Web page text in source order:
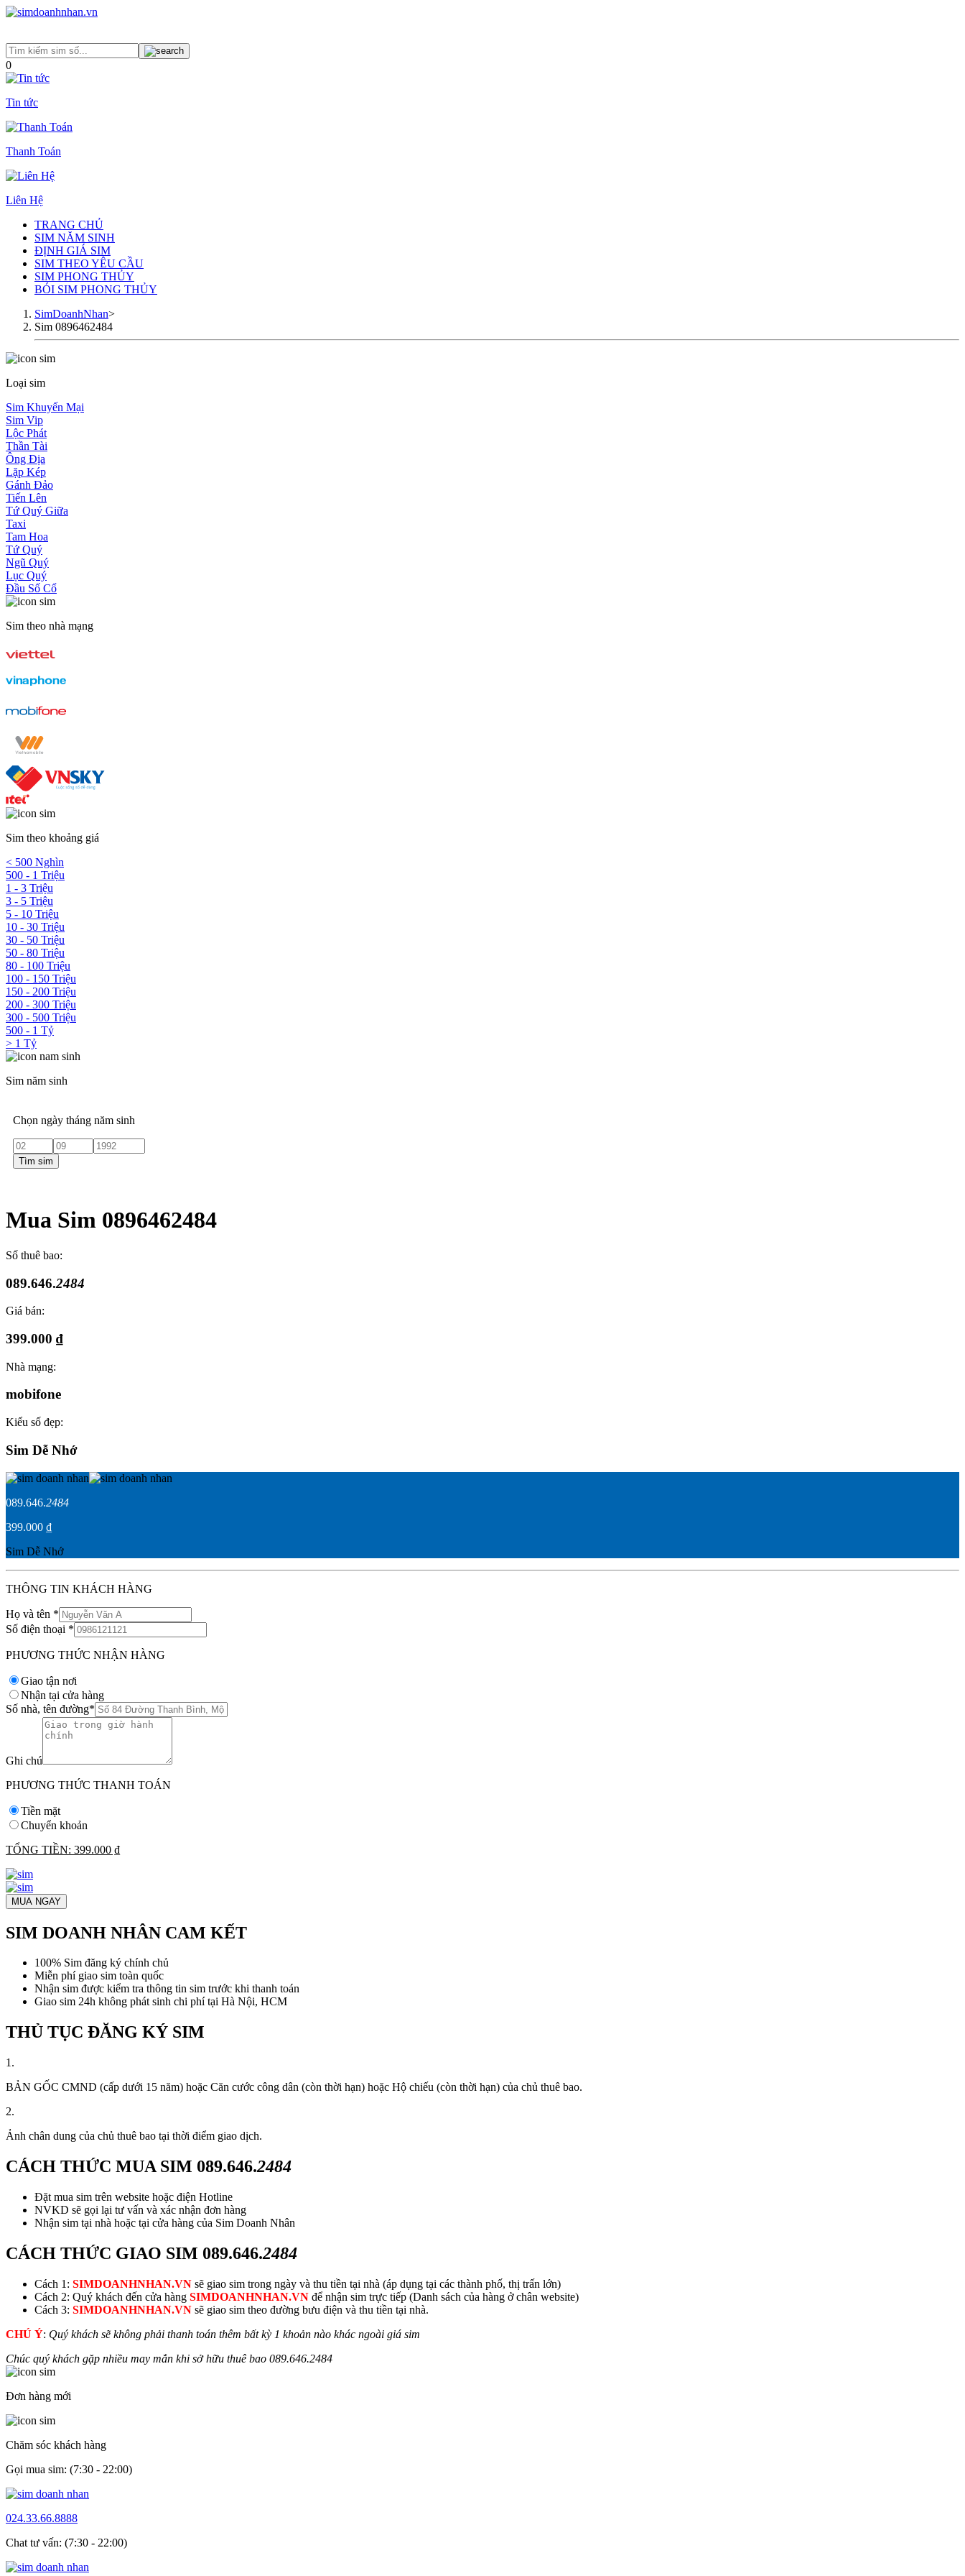
0
Tin tức
Thanh Toán
Liên Hệ
TRANG CHỦ
SIM NĂM SINH
ĐỊNH GIÁ SIM
SIM THEO YÊU CẦU
SIM PHONG THỦY
BÓI SIM PHONG THỦY
SimDoanhNhan>
Sim 0896462484
Loại sim
Sim Khuyến Mại
Sim Vip
Lộc Phát
Thần Tài
Ông Địa
Lặp Kép
Gánh Đảo
Tiến Lên
Tứ Quý Giữa
Taxi
Tam Hoa
Tứ Quý
Ngũ Quý
Lục Quý
Đầu Số Cổ
Sim theo nhà mạng
Sim theo khoảng giá
< 500 Nghìn
500 - 1 Triệu
1 - 3 Triệu
3 - 5 Triệu
5 - 10 Triệu
10 - 30 Triệu
30 - 50 Triệu
50 - 80 Triệu
80 - 100 Triệu
100 - 150 Triệu
150 - 200 Triệu
200 - 300 Triệu
300 - 500 Triệu
500 - 1 Tỷ
> 1 Tỷ
Sim năm sinh
Chọn ngày tháng năm sinh
Tìm sim
Mua Sim 0896462484
Số thuê bao:
089.646.2484
Giá bán:
399.000 ₫
Nhà mạng:
mobifone
Kiểu số đẹp:
Sim Dễ Nhớ
089.646.2484
399.000 ₫
Sim Dễ Nhớ
THÔNG TIN KHÁCH HÀNG
Họ và tên *
Số điện thoại *
PHƯƠNG THỨC NHẬN HÀNG
Giao tận nơi
Nhận tại cửa hàng
Số nhà, tên đường*
Ghi chú
PHƯƠNG THỨC THANH TOÁN
Tiền mặt
Chuyển khoản
TỔNG TIỀN: 399.000 ₫
MUA NGAY
SIM DOANH NHÂN CAM KẾT
100% Sim đăng ký chính chủ
Miễn phí giao sim toàn quốc
Nhận sim được kiểm tra thông tin sim trước khi thanh toán
Giao sim 24h không phát sinh chi phí tại Hà Nội, HCM
THỦ TỤC ĐĂNG KÝ SIM
1.
BẢN GỐC CMND (cấp dưới 15 năm) hoặc Căn cước công dân (còn thời hạn) hoặc Hộ chiếu (còn thời hạn) của chủ thuê bao.
2.
Ảnh chân dung của chủ thuê bao tại thời điểm giao dịch.
CÁCH THỨC MUA SIM 089.646.2484
Đặt mua sim trên website hoặc điện Hotline
NVKD sẽ gọi lại tư vấn và xác nhận đơn hàng
Nhận sim tại nhà hoặc tại cửa hàng của Sim Doanh Nhân
CÁCH THỨC GIAO SIM 089.646.2484
Cách 1: SIMDOANHNHAN.VN sẽ giao sim trong ngày và thu tiền tại nhà (áp dụng tại các thành phố, thị trấn lớn)
Cách 2: Quý khách đến cửa hàng SIMDOANHNHAN.VN để nhận sim trực tiếp (Danh sách của hàng ở chân website)
Cách 3: SIMDOANHNHAN.VN sẽ giao sim theo đường bưu điện và thu tiền tại nhà.
CHÚ Ý: Quý khách sẽ không phải thanh toán thêm bất kỳ 1 khoản nào khác ngoài giá sim
Chúc quý khách gặp nhiều may mắn khi sở hữu thuê bao 089.646.2484
Đơn hàng mới
Chăm sóc khách hàng
Gọi mua sim: (7:30 - 22:00)
024.33.66.8888
Chat tư vấn: (7:30 - 22:00)